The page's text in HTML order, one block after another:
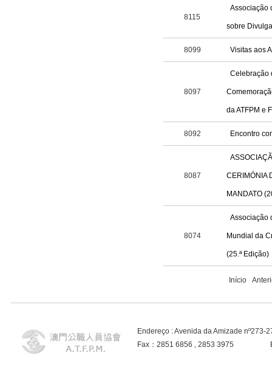
8115
Associação
sobre
8099 Visitas aos
8097
Celebração
da ATFPM e
8092 Encontro
8087 CERIMÓNIA
MANDATO
8074
Associação
Mundial da
(25.ª Edição)
Início
Endereço : Avenida da Amizade
Fax：2851 6856 , 2853 3975